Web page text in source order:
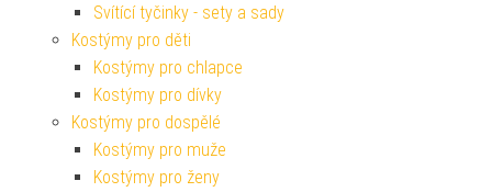
Svítící tyčinky - sety a sady
Kostýmy pro děti
Kostýmy pro chlapce
Kostýmy pro dívky
Kostýmy pro dospělé
Kostýmy pro muže
Kostýmy pro ženy